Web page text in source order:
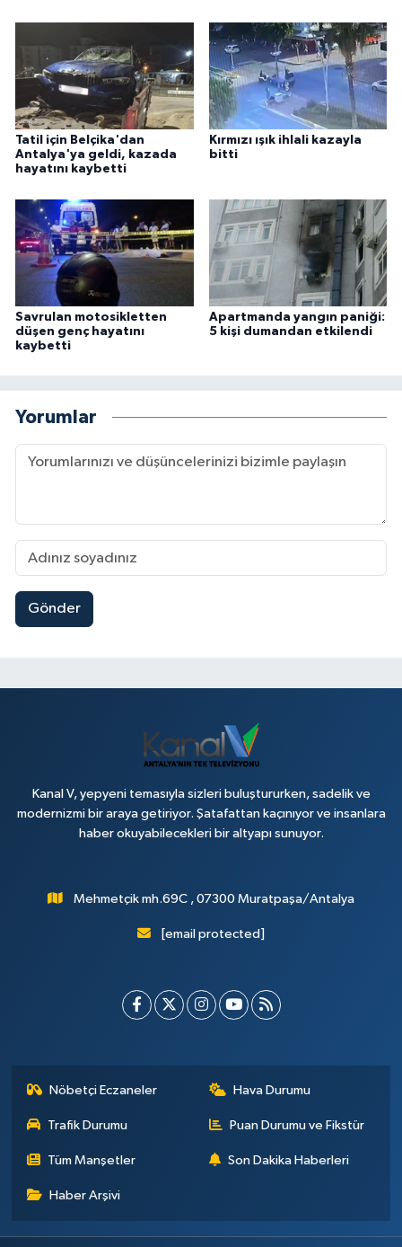
Tatil için Belçika'dan
Antalya'ya geldi, kazada
hayatını kaybetti
Kırmızı ışık ihlali kazayla
bitti
Savrulan motosikletten
düşen genç hayatını
kaybetti
Apartmanda yangın paniği:
5 kişi dumandan etkilendi
Yorumlar
Gönder
Kanal V, yepyeni temasıyla sizleri buluştururken, sadelik ve
modernizmi bir araya getiriyor. Şatafattan kaçınıyor ve insanlara
haber okuyabilecekleri bir altyapı sunuyor.
Mehmetçik mh.69C , 07300 Muratpaşa/Antalya
[email protected]
Nöbetçi Eczaneler Hava Durumu
Trafik Durumu Puan Durumu ve Fikstür
Tüm Manşetler Son Dakika Haberleri
Haber Arşivi